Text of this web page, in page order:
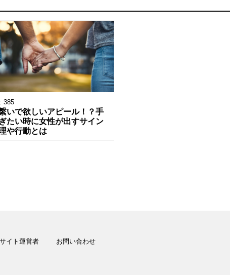
385
いで欲しいアピール！？手
たい時に女性が出すサイン
や行動とは
サイト運営者 お問い合わせ